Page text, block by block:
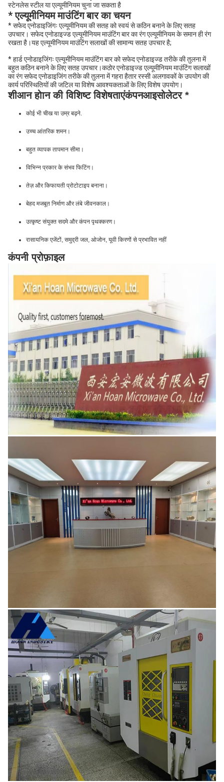
स्टेनलेस स्टील या एल्यूमीनियम चुना जा सकता है
* एल्यूमीनियम माउंटिंग बार का चयन
* सफेद एनोडाइजिंगः एल्यूमीनियम की सतह को स्वयं से कठिन बनाने के लिए सतह
उपचार। सफेद एनोडाइज्ड एल्यूमीनियम माउंटिंग बार का रंग एल्यूमीनियम के समान ही रंग
रखता है।यह एल्यूमीनियम माउंटिंग सलाखों की सामान्य सतह उपचार है;
* हार्ड एनोडाइजिंगः एल्यूमीनियम माउंटिंग बार को सफेद एनोडाइज्ड तरीके की तुलना में
बहुत कठिन बनाने के लिए सतह उपचार।कठोर एनोडाइज्ड एल्यूमीनियम माउंटिंग सलाखों
का रंग सफेद एनोडाइजिंग तरीके की तुलना में गहरा हैतार रस्सी अलगावकों के उपयोग की
कार्य परिस्थितियों की जटिल या विशेष आवश्यकताओं के लिए विशेष उपयोग।
शीआन होान की विशिष्ट विशेषताएंकंपनआइसोलेटर *
कोई भी चीख या उम्र बढ़ने.
उच्च आंतरिक शमन।
बहुत व्यापक तापमान सीमा।
विभिन्न प्रकार के संभव फिटिंग।
तेज़ और किफायती प्रोटोटाइप बनाना।
बेहद मजबूत निर्माण और लंबे जीवनकाल।
उत्कृष्ट संयुक्त सदमे और कंपन पृथक्करण।
रासायनिक एजेंटों, समुद्री जल, ओजोन, यूवी किरणों से प्रभावित नहीं
कंपनी प्रोफ़ाइल